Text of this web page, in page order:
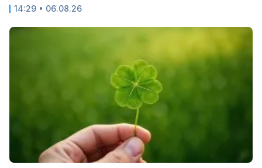
14:29 • 06.08.26